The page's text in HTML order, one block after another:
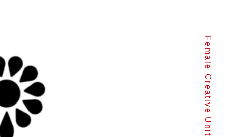
Female Creative Unit